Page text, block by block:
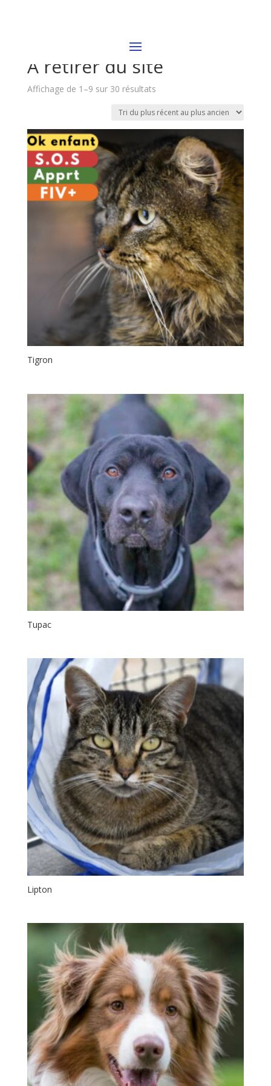
A retirer du site
Affichage de 1–9 sur 30 résultatsTrié
plus
récent
au
plus
ancien
Tigron
Tupac
Lipton